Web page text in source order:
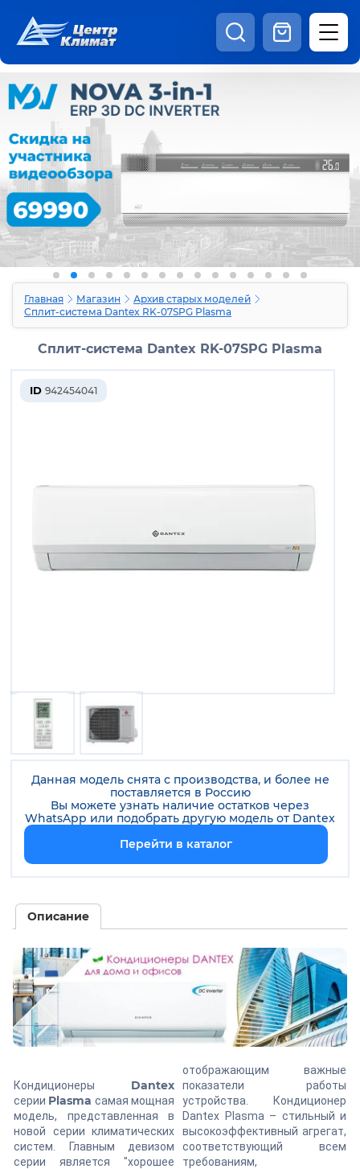
Каталог
Статьи
Наши работы Отзывы
Доставка и оплата Оферта
Контакты
8:00 - 20:00 Шоурум
Главная Магазин
Архив старых моделей
Сплит-система Dantex RK-07SPG Plasma
Сплит-система Dantex RK-07SPG Plasma
ID 942454041
Данная модель снята с производства, и более не
поставляется в Россию
Вы можете узнать наличие остатков через
WhatsApp или подобрать другую модель от Dantex
Перейти в каталог
Описание
Кондиционеры Dantex
серии Plasma самая мощная
модель, представленная в
новой серии климатических
систем. Главным девизом
серии является "хорошее
отображающим важные
показатели работы
устройства. Кондиционер
Dantex Plasma – стильный и
высокоэффективный агрегат,
соответствующий всем
требованиям,